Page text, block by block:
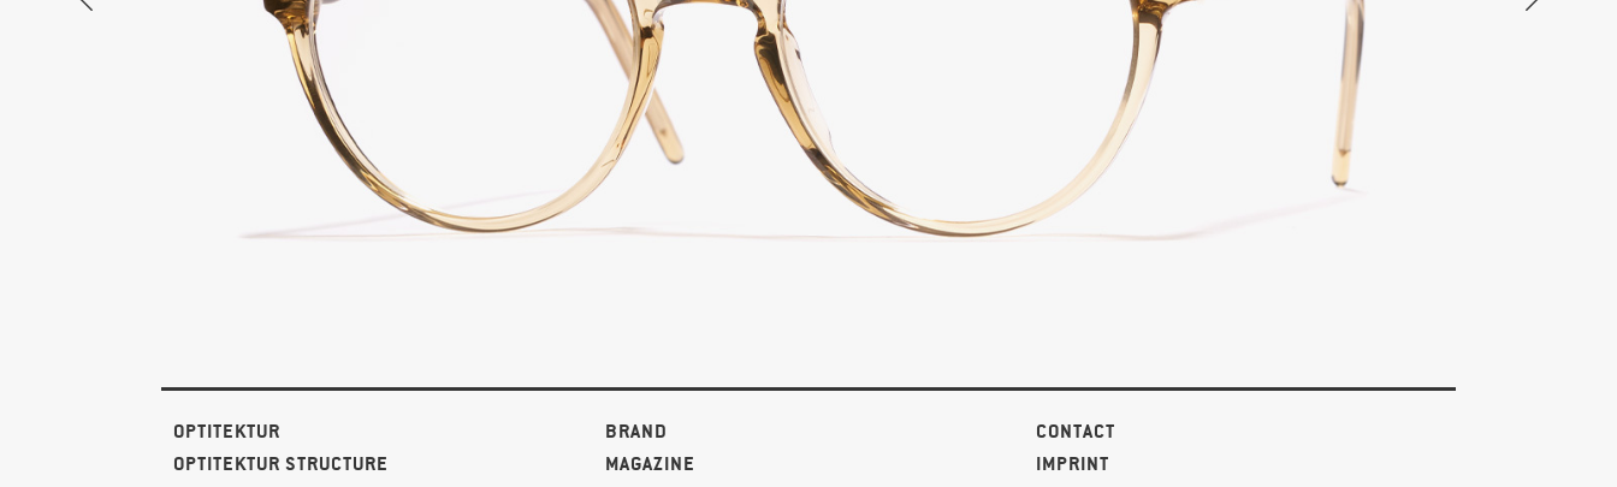
OPTITEKTUR
OPTITEKTUR STRUCTURE
BRAND
MAGAZINE
CONTACT
IMPRINT